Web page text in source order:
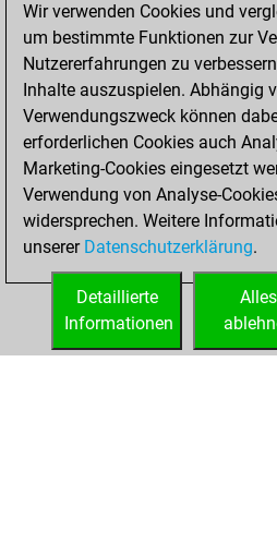
You
BeautyScore
achieved a
of 1553
Samstag,
2022
You
your Fritz
Wir verwenden Cookies und
um bestimmte Funktionen zur
Nutzererfahrungen zu
Inhalte auszuspielen. Abhängig
Verwendungszweck können
erforderlichen Cookies auch
Marketing-Cookies eingesetzt
Verwendung von Analyse-
widersprechen. Weitere
unserer Datenschutzerklärung.
Alles
Detaillierte
Informationen